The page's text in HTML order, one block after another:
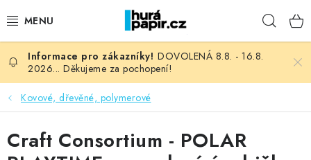
na
NOVINKY
HURÁ DÍLNA
VŠECHNO ZBOŽÍ
DOVOLENÁ 8.8. - 16.8.
2026... Děkujeme za pochopení!
Kovové, dřevěné, polymerové
Craft Consortium - POLAR